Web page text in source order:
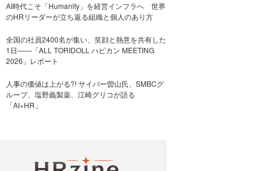
AI時代こそ「Humanity」を経営インフラへ 世界
のHRリーダーが立ち返る組織と個人のあり方
全国の社員2400名が集い、笑顔と熱意を共有した
1日――「ALL TORIDOLL ハピカン MEETING
2026」レポート
人事の価値は上がる?! サイバー曽山氏、SMBCグ
ループ、塩野義製薬、江崎グリコが語る
「AI×HR」